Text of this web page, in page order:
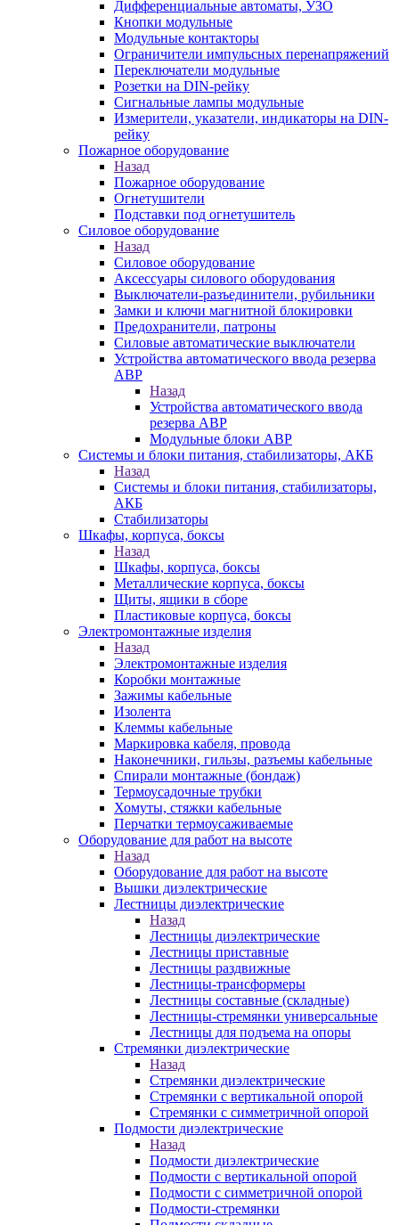
Дифференциальные автоматы, УЗО
Кнопки модульные
Модульные контакторы
Ограничители импульсных перенапряжений
Переключатели модульные
Розетки на DIN-рейку
Сигнальные лампы модульные
Измерители, указатели, индикаторы на DIN-
рейку
Пожарное оборудование
Назад
Пожарное оборудование
Огнетушители
Подставки под огнетушитель
Силовое оборудование
Назад
Силовое оборудование
Аксессуары силового оборудования
Выключатели-разъединители, рубильники
Замки и ключи магнитной блокировки
Предохранители, патроны
Силовые автоматические выключатели
Устройства автоматического ввода резерва
АВР
Назад
Устройства автоматического ввода
резерва АВР
Модульные блоки АВР
Системы и блоки питания, стабилизаторы, АКБ
Назад
Системы и блоки питания, стабилизаторы,
АКБ
Стабилизаторы
Шкафы, корпуса, боксы
Назад
Шкафы, корпуса, боксы
Металлические корпуса, боксы
Щиты, ящики в сборе
Пластиковые корпуса, боксы
Электромонтажные изделия
Назад
Электромонтажные изделия
Коробки монтажные
Зажимы кабельные
Изолента
Клеммы кабельные
Маркировка кабеля, провода
Наконечники, гильзы, разъемы кабельные
Спирали монтажные (бондаж)
Термоусадочные трубки
Хомуты, стяжки кабельные
Перчатки термоусаживаемые
Оборудование для работ на высоте
Назад
Оборудование для работ на высоте
Вышки диэлектрические
Лестницы диэлектрические
Назад
Лестницы диэлектрические
Лестницы приставные
Лестницы раздвижные
Лестницы-трансформеры
Лестницы составные (складные)
Лестницы-стремянки универсальные
Лестницы для подъема на опоры
Стремянки диэлектрические
Назад
Стремянки диэлектрические
Стремянки с вертикальной опорой
Стремянки с симметричной опорой
Подмости диэлектрические
Назад
Подмости диэлектрические
Подмости с вертикальной опорой
Подмости с симметричной опорой
Подмости-стремянки